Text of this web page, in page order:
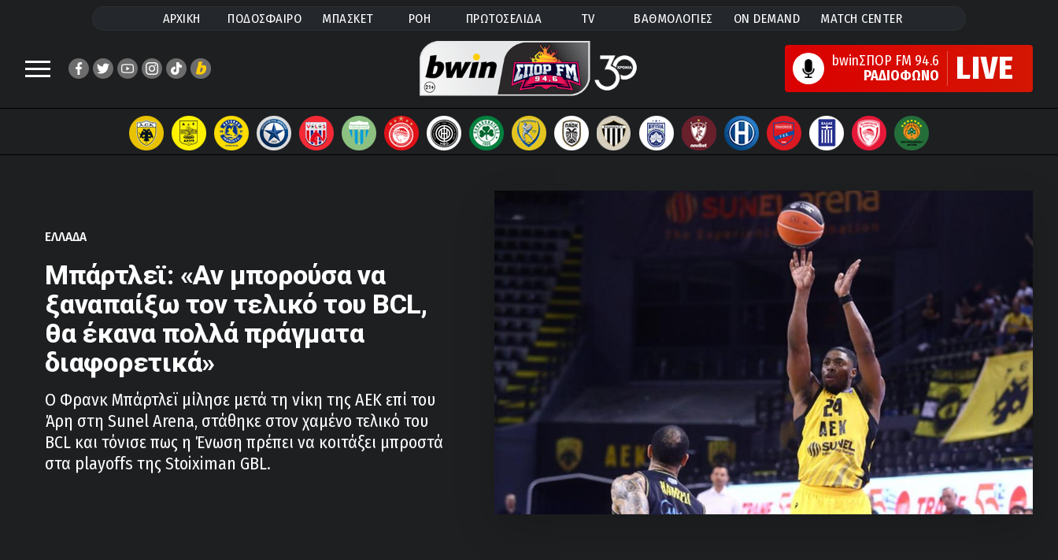
ΑΡΧΙΚΗ ΠΟΔΟΣΦΑΙΡΟ ΜΠΑΣΚΕΤ ΡΟΗ ΠΡΩΤΟΣΕΛΙΔΑ TV ΒΑΘΜΟΛΟΓΙΕΣ ON DEMAND MATCH CENTER
bwinΣΠΟΡ FM 94.6
ΡΑΔΙΟΦΩΝΟ
LIVE
ΕΛΛΑΔΑ
Mπάρτλεϊ: «Αν μπορούσα να
ξαναπαίξω τον τελικό του BCL,
θα έκανα πολλά πράγματα
διαφορετικά»
Ο Φρανκ Μπάρτλεϊ μίλησε μετά τη νίκη της ΑΕΚ επί του
Άρη στη Sunel Arena, στάθηκε στον χαμένο τελικό του
BCL και τόνισε πως η Ένωση πρέπει να κοιτάξει μπροστά
στα playoffs της Stoiximan GBL.